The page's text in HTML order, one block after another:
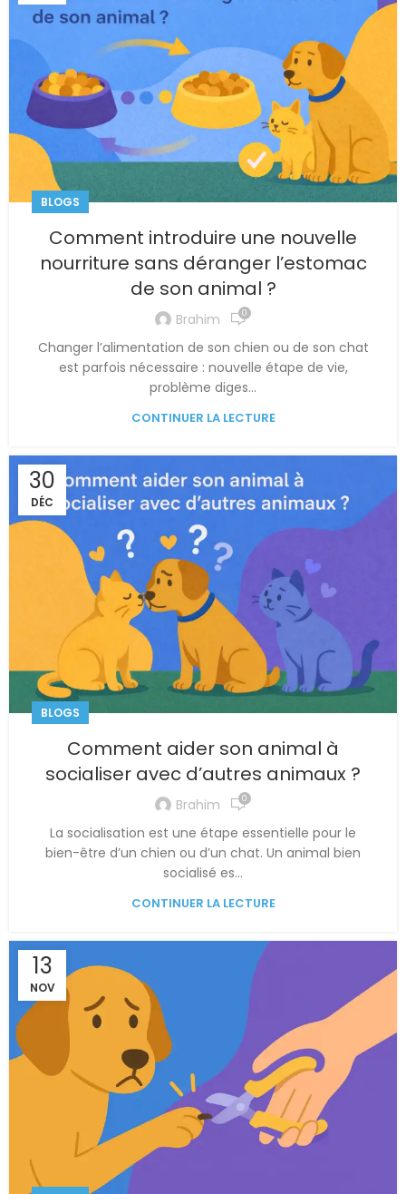
BLOGS
Comment introduire une nouvelle
nourriture sans déranger l’estomac
de son animal ?
Brahim 0
Changer l’alimentation de son chien ou de son chat
est parfois nécessaire : nouvelle étape de vie,
problème diges...
CONTINUER LA LECTURE
30
DÉC
BLOGS
Comment aider son animal à
socialiser avec d’autres animaux ?
Brahim 0
La socialisation est une étape essentielle pour le
bien-être d’un chien ou d’un chat. Un animal bien
socialisé es...
CONTINUER LA LECTURE
13
NOV